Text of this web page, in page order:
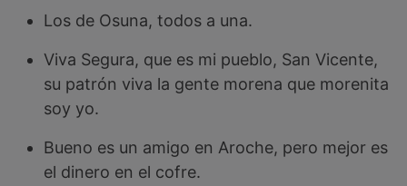
Los de Osuna, todos a una.
Viva Segura, que es mi pueblo, San Vicente,
su patrón viva la gente morena que morenita
soy yo.
Bueno es un amigo en Aroche, pero mejor es
el dinero en el cofre.